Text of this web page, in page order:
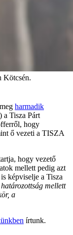
Kötcsén.
harmadik
a Tisza Párt
hogy
ő vezeti a TISZA
hogy vezető
mellett pedig azt
képviselje a Tisza
mellett
a
írtunk.